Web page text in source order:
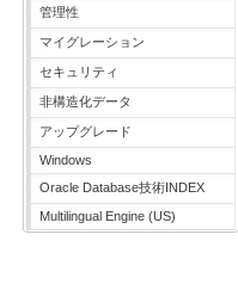
管理性
マイグレーション
セキュリティ
非構造化データ
アップグレード
Windows
Oracle Database技術INDEX
Multilingual Engine (US)